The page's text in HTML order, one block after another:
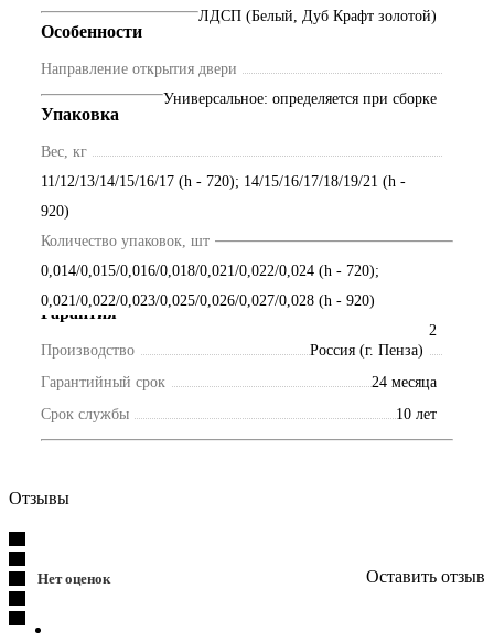
ЛДСП (Белый, Дуб Крафт золотой)
Особенности
Направление открытия двери
Универсальное: определяется при сборке
Упаковка
Вес, кг
11/12/13/14/15/16/17 (h - 720); 14/15/16/17/18/19/21 (h -
920)
Объем, м3
0,014/0,015/0,016/0,018/0,021/0,022/0,024 (h - 720);
0,021/0,022/0,023/0,025/0,026/0,027/0,028 (h - 920)
Количество упаковок, шт
2
Гарантия
Производство
Россия (г. Пенза)
Гарантийный срок
24 месяца
Срок службы
10 лет
Отзывы
Нет оценок Оставить отзыв